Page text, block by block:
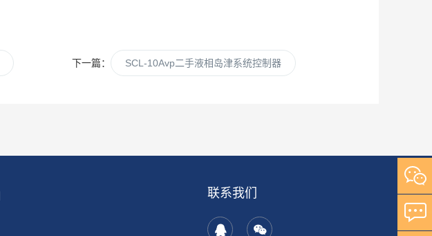
下一篇： SCL-10Avp二手液相岛津系统控制器
联系我们